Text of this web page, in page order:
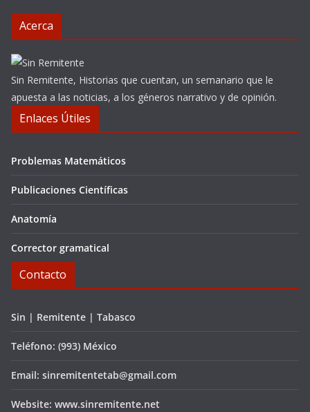
Acerca
Sin Remitente, Historias que cuentan, un semanario que le
apuesta a las noticias, a los géneros narrativo y de opinión.
Enlaces Útiles
Problemas Matemáticos
Publicaciones Científicas
Anatomía
Corrector gramatical
Contacto
Sin | Remitente | Tabasco
Teléfono: (993) México
Email: sinremitentetab@gmail.com
Website: www.sinremitente.net